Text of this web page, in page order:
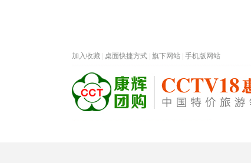
加入收藏 桌面快捷方式 旗下网站 手机版网站